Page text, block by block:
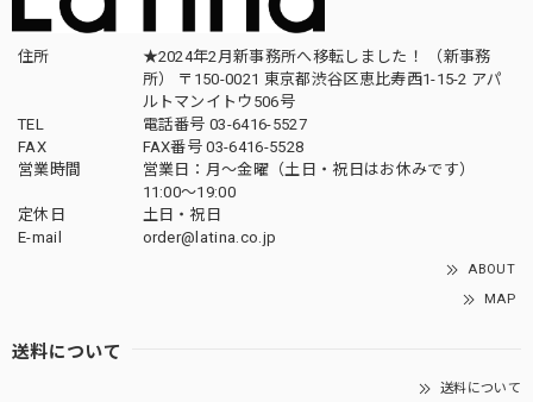
住所
★2024年2月新事務所へ移転しました！ （新事務
所） 〒150-0021 東京都渋谷区恵比寿西1-15-2 アパ
ルトマンイトウ506号
TEL
電話番号 03-6416-5527
FAX
FAX番号 03-6416-5528
営業時間
営業日：月〜金曜（土日・祝日はお休みです）
11:00〜19:00
定休日
土日・祝日
E-mail
order@latina.co.jp
ABOUT
MAP
送料について
送料について